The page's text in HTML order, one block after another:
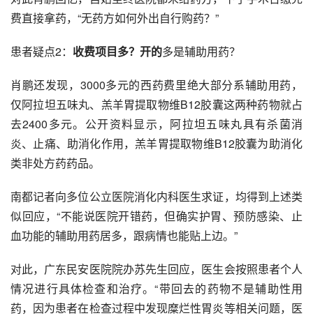
费直接拿药，“无药方如何外出自行购药？”
患者疑点2： 收费项目多？开的多是辅助用药？
肖鹏还发现，3000多元的西药费里绝大部分系辅助用药，
仅阿拉坦五味丸、羔羊胃提取物维B12胶囊这两种药物就占
去2400多元。公开资料显示，阿拉坦五味丸具有杀菌消
炎、止痛、助消化作用，羔羊胃提取物维B12胶囊为助消化
类非处方药药品。
南都记者向多位公立医院消化内科医生求证，均得到上述类
似回应，“不能说医院开错药，但确实护胃、预防感染、止
血功能的辅助用药居多，跟病情也能贴上边。”
对此，广东民安医院院办苏先生回应，医生会按照患者个人
情况进行具体检查和治疗。“带回去的药物不是辅助性用
药，因为患者在检查过程中发现糜烂性胃炎等相关问题，医